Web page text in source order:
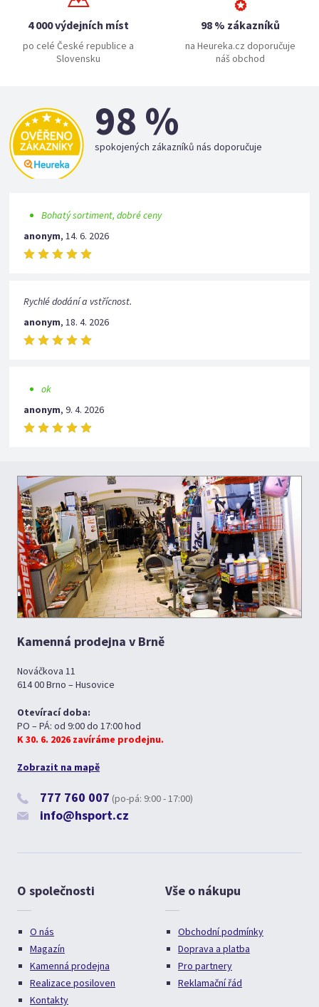
4 000 výdejních míst
po celé České republice a
Slovensku
98 % zákazníků
na Heureka.cz doporučuje
náš obchod
98 %
spokojených zákazníků nás doporučuje
Bohatý sortiment, dobré ceny
anonym,14. 6. 2026
Rychlé dodání a vstřícnost.
anonym,18. 4. 2026
ok
anonym,9. 4. 2026
Kamenná prodejna v Brně
Nováčkova 11
614 00 Brno – Husovice
Otevírací doba:
PO – PÁ: od 9:00 do 17:00 hod
K 30. 6. 2026 zavíráme prodejnu.
Zobrazit na mapě
777 760 007 (po-pá: 9:00 - 17:00)
info@hsport.cz
O společnosti
O nás
Magazín
Kamenná prodejna
Realizace posiloven
Kontakty
Vše o nákupu
Obchodní podmínky
Doprava a platba
Pro partnery
Reklamační řád